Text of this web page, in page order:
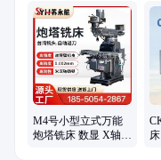
M4号小型立式万能
炮塔铣床 数显 X轴走